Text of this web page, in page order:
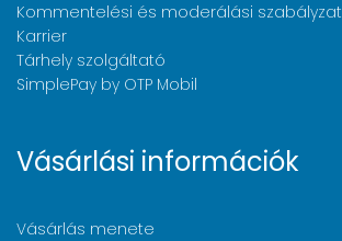
Kommentelési és moderálási szabályzat
Karrier
Tárhely szolgáltató
SimplePay by OTP Mobil
Vásárlási információk
Vásárlás menete